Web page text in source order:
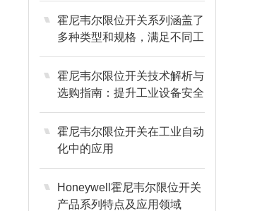
霍尼韦尔限位开关系列涵盖了
多种类型和规格，满足不同工
业的需求
霍尼韦尔限位开关技术解析与
选购指南：提升工业设备安全
与可靠性
霍尼韦尔限位开关在工业自动
化中的应用
Honeywell霍尼韦尔限位开关
产品系列特点及应用领域